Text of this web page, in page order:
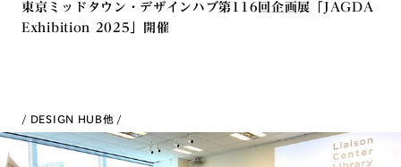
東京ミッドタウン・デザインハブ第116回企画展「JAGDA
Exhibition 2025」開催
DESIGN HUB他